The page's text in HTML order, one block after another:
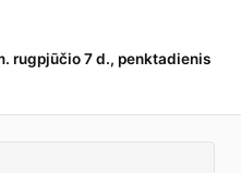
rugpjūčio 7 d., penktadienis